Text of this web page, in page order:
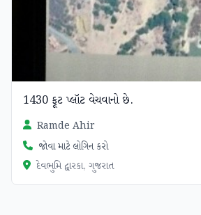
1430 ફૂટ પ્લૉટ વેચવાનો છે.
Ramde Ahir
જોવા માટે લોગિન કરો
દેવભુમિ દ્વારકા, ગુજરાત